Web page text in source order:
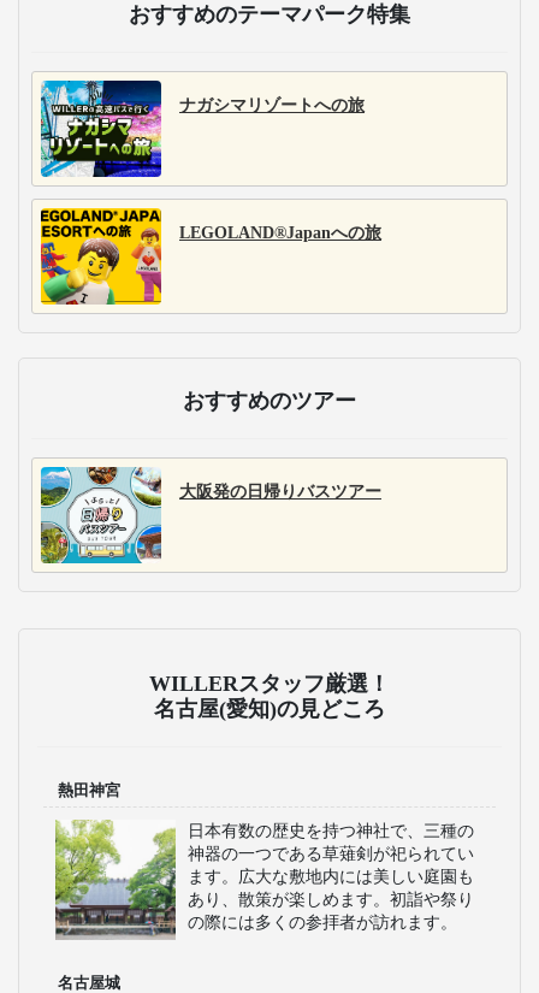
おすすめのテーマパーク特集
ナガシマリゾートへの旅
LEGOLAND®Japanへの旅
おすすめのツアー
大阪発の日帰りバスツアー
WILLERスタッフ厳選！
名古屋(愛知)の見どころ
熱田神宮
日本有数の歴史を持つ神社で、三種の
神器の一つである草薙剣が祀られてい
ます。広大な敷地内には美しい庭園も
あり、散策が楽しめます。初詣や祭り
の際には多くの参拝者が訪れます。
名古屋城